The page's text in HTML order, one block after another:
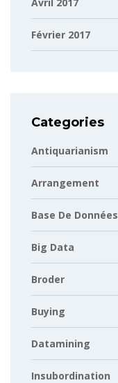
Février 2017
Categories
Antiquarianism
Arrangement
Base De Données
Big Data
Broder
Buying
Datamining
Insubordination